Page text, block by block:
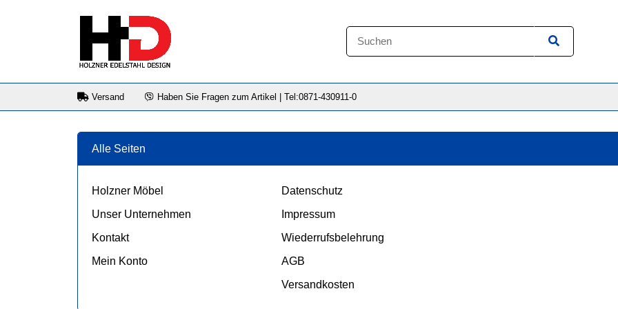
Versand Haben Sie Fragen zum Artikel | Tel:0871-430911-0
Alle Seiten
Holzner Möbel
Unser Unternehmen
Kontakt
Mein Konto
Datenschutz
Impressum
Wiederrufsbelehrung
AGB
Versandkosten